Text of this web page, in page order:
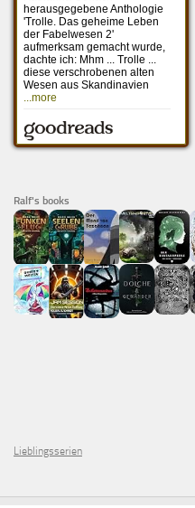
Ralf's books
Lieblingsserien